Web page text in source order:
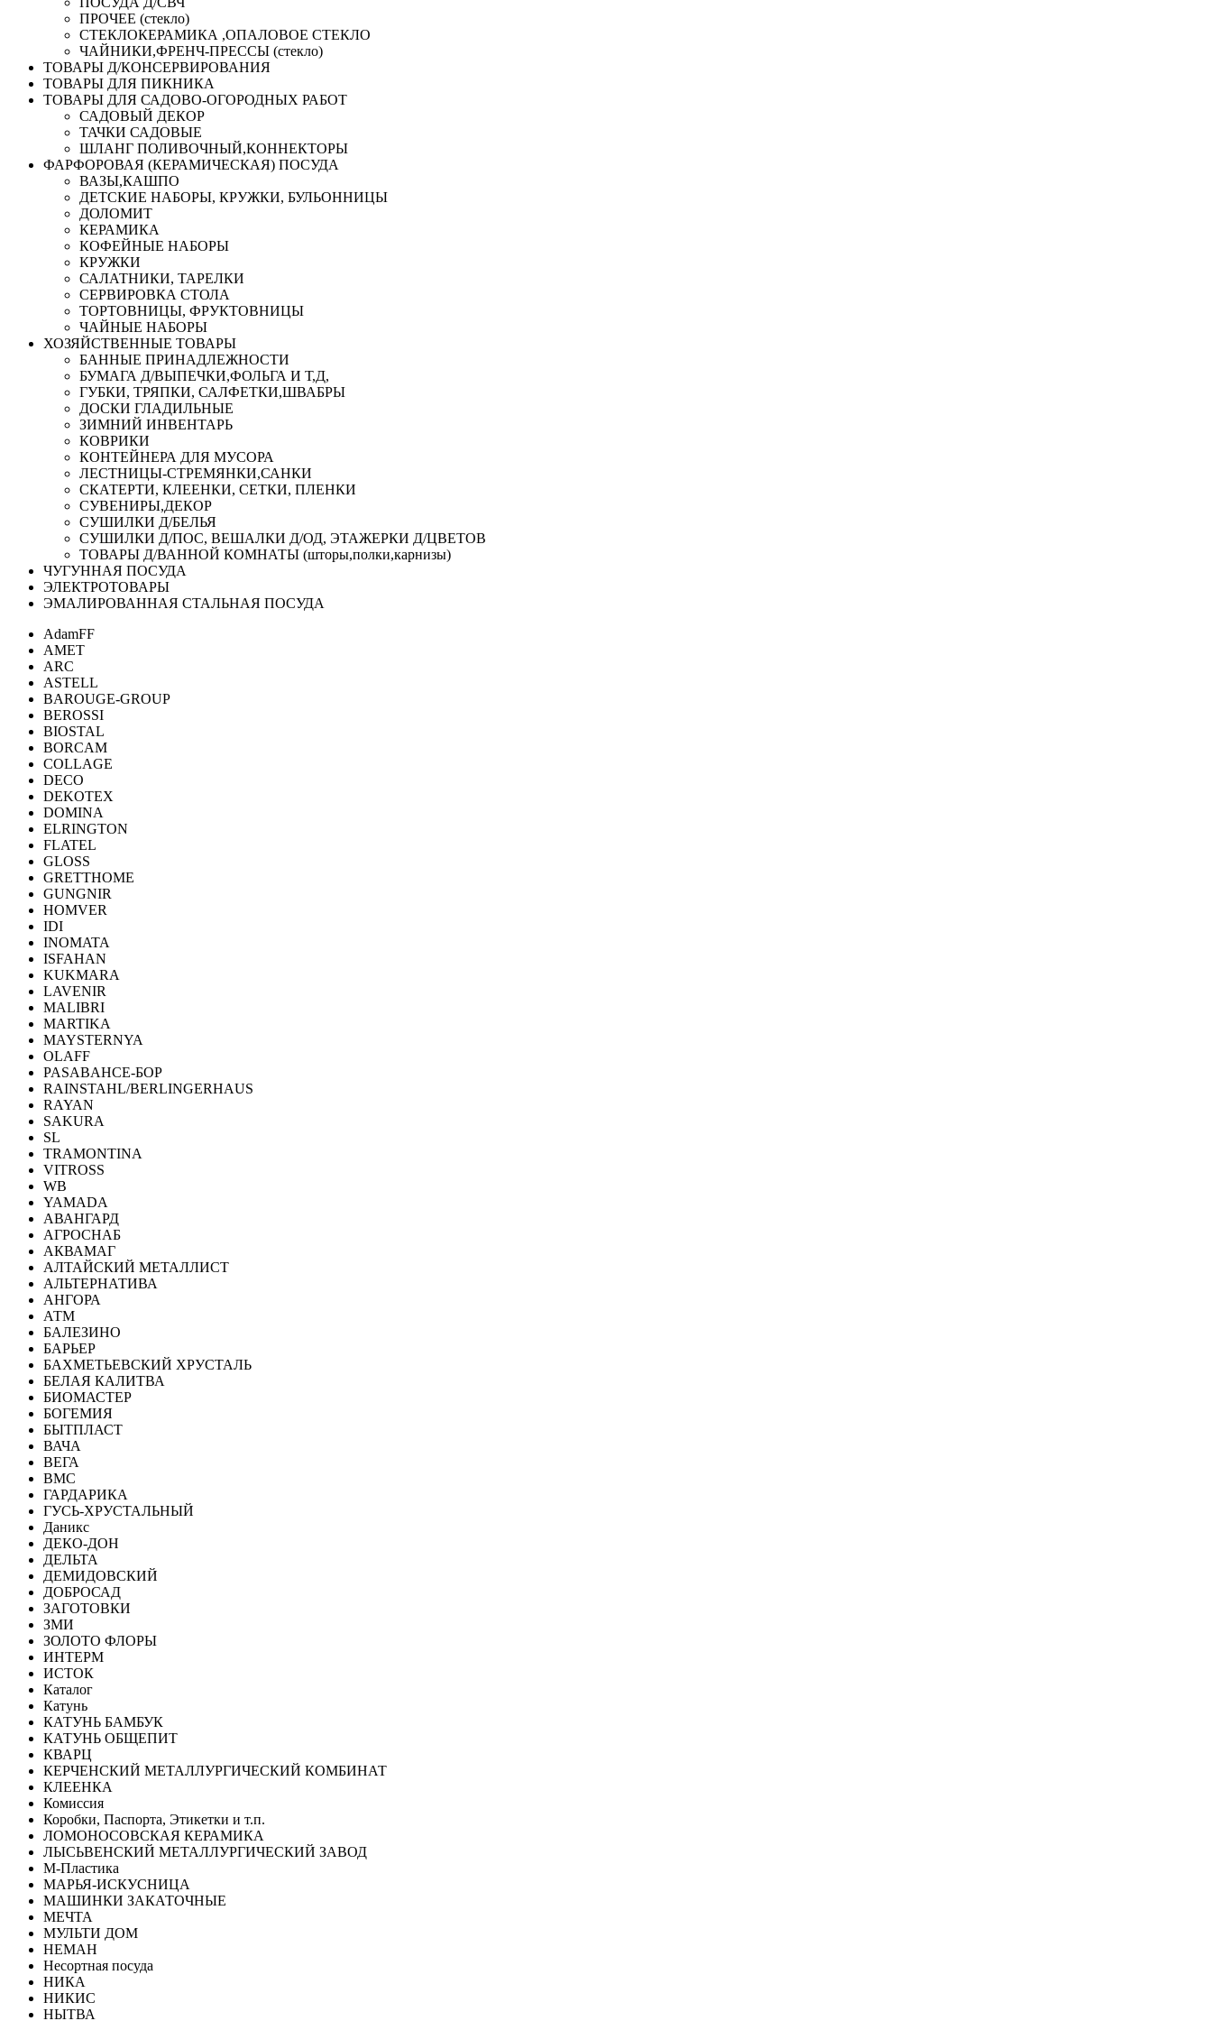
ПРОЧЕЕ (стекло)
СТЕКЛОКЕРАМИКА ,ОПАЛОВОЕ СТЕКЛО
ЧАЙНИКИ,ФРЕНЧ-ПРЕССЫ (стекло)
ТОВАРЫ Д/КОНСЕРВИРОВАНИЯ
ТОВАРЫ ДЛЯ ПИКНИКА
ТОВАРЫ ДЛЯ САДОВО-ОГОРОДНЫХ РАБОТ
САДОВЫЙ ДЕКОР
ТАЧКИ САДОВЫЕ
ШЛАНГ ПОЛИВОЧНЫЙ,КОННЕКТОРЫ
ФАРФОРОВАЯ (КЕРАМИЧЕСКАЯ) ПОСУДА
ВАЗЫ,КАШПО
ДЕТСКИЕ НАБОРЫ, КРУЖКИ, БУЛЬОННИЦЫ
ДОЛОМИТ
КЕРАМИКА
КОФЕЙНЫЕ НАБОРЫ
КРУЖКИ
САЛАТНИКИ, ТАРЕЛКИ
СЕРВИРОВКА СТОЛА
ТОРТОВНИЦЫ, ФРУКТОВНИЦЫ
ЧАЙНЫЕ НАБОРЫ
ХОЗЯЙСТВЕННЫЕ ТОВАРЫ
БАННЫЕ ПРИНАДЛЕЖНОСТИ
БУМАГА Д/ВЫПЕЧКИ,ФОЛЬГА И Т,Д,
ГУБКИ, ТРЯПКИ, САЛФЕТКИ,ШВАБРЫ
ДОСКИ ГЛАДИЛЬНЫЕ
ЗИМНИЙ ИНВЕНТАРЬ
КОВРИКИ
КОНТЕЙНЕРА ДЛЯ МУСОРА
ЛЕСТНИЦЫ-СТРЕМЯНКИ,САНКИ
СКАТЕРТИ, КЛЕЕНКИ, СЕТКИ, ПЛЕНКИ
СУВЕНИРЫ,ДЕКОР
СУШИЛКИ Д/БЕЛЬЯ
СУШИЛКИ Д/ПОС, ВЕШАЛКИ Д/ОД, ЭТАЖЕРКИ Д/ЦВЕТОВ
ТОВАРЫ Д/ВАННОЙ КОМНАТЫ (шторы,полки,карнизы)
ЧУГУННАЯ ПОСУДА
ЭЛЕКТРОТОВАРЫ
ЭМАЛИРОВАННАЯ СТАЛЬНАЯ ПОСУДА
AdamFF
AMET
ARC
ASTELL
BAROUGE-GROUP
BEROSSI
BIOSTAL
BORCAM
COLLAGE
DECO
DEKOTEX
DOMINA
ELRINGTON
FLATEL
GLOSS
GRETTHOME
GUNGNIR
HOMVER
IDI
INOMATA
ISFAHAN
KUKMARA
LAVENIR
MALIBRI
MARTIKA
MAYSTERNYA
OLAFF
PASABAHCE-БОР
RAINSTAHL/BERLINGERHAUS
RAYAN
SAKURA
SL
TRAMONTINA
VITROSS
WB
YAMADA
АВАНГАРД
АГРОСНАБ
АКВАМАГ
АЛТАЙСКИЙ МЕТАЛЛИСТ
АЛЬТЕРНАТИВА
АНГОРА
АТМ
БАЛЕЗИНО
БАРЬЕР
БАХМЕТЬЕВСКИЙ ХРУСТАЛЬ
БЕЛАЯ КАЛИТВА
БИОМАСТЕР
БОГЕМИЯ
БЫТПЛАСТ
ВАЧА
ВЕГА
ВМС
ГАРДАРИКА
ГУСЬ-ХРУСТАЛЬНЫЙ
Даникс
ДЕКО-ДОН
ДЕЛЬТА
ДЕМИДОВСКИЙ
ДОБРОСАД
ЗАГОТОВКИ
ЗМИ
ЗОЛОТО ФЛОРЫ
ИНТЕРМ
ИСТОК
Каталог
Катунь
КАТУНЬ БАМБУК
КАТУНЬ ОБЩЕПИТ
КВАРЦ
КЕРЧЕНСКИЙ МЕТАЛЛУРГИЧЕСКИЙ КОМБИНАТ
КЛЕЕНКА
Комиссия
Коробки, Паспорта, Этикетки и т.п.
ЛОМОНОСОВСКАЯ КЕРАМИКА
ЛЫСЬВЕНСКИЙ МЕТАЛЛУРГИЧЕСКИЙ ЗАВОД
М-Пластика
МАРЬЯ-ИСКУСНИЦА
МАШИНКИ ЗАКАТОЧНЫЕ
МЕЧТА
МУЛЬТИ ДОМ
НЕМАН
Несортная посуда
НИКА
НИКИС
НЫТВА